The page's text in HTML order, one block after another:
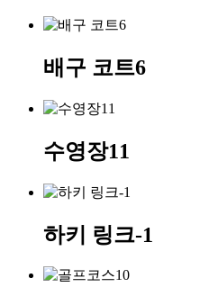
배구 코트6
수영장11
하키 링크-1